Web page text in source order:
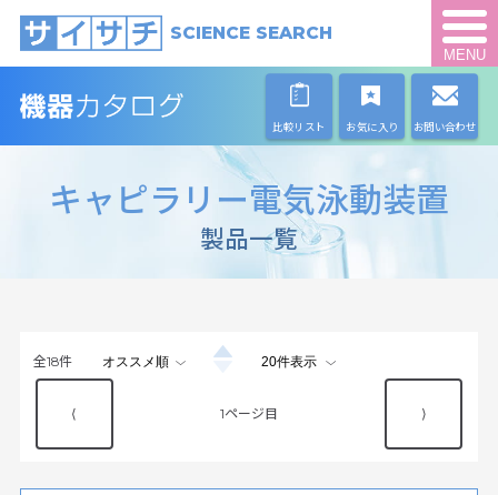
SCIENCE SEARCH
MENU
比較リスト お気に入り お問い合わせ
キャピラリー電気泳動装置
製品一覧
全18件
⟨ 1 ⟩